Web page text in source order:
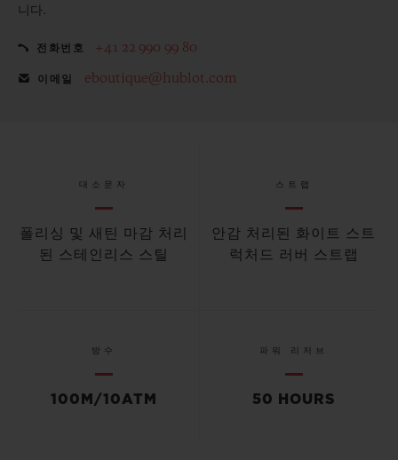
니다.
전화번호 +41 22 990 99 80
이메일 eboutique@hublot.com
대소문자
폴리싱 및 새틴 마감 처리
된 스테인리스 스틸
스트랩
안감 처리된 화이트 스트
럭처드 러버 스트랩
방수
100M/10ATM
파워 리저브
50 HOURS